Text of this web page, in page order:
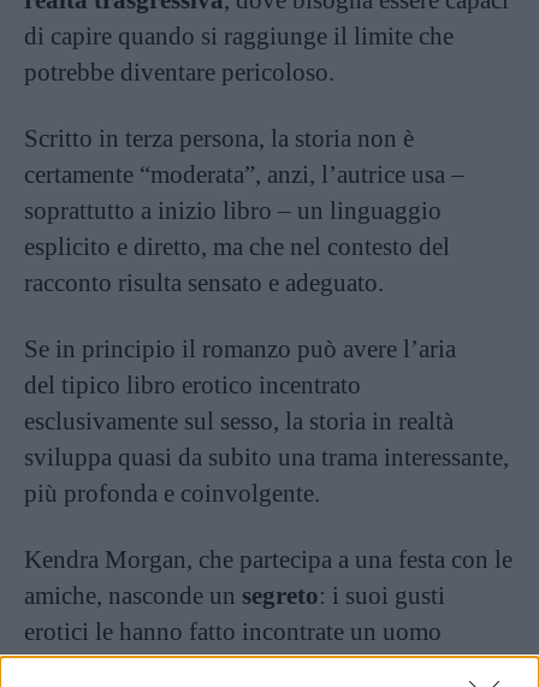
di capire quando si raggiunge il limite che
potrebbe diventare pericoloso.
Scritto in terza persona, la storia non è
certamente “moderata”, anzi, l’autrice usa –
soprattutto a inizio libro – un linguaggio
esplicito e diretto, ma che nel contesto del
racconto risulta sensato e adeguato.
Se in principio il romanzo può avere l’aria
del tipico libro erotico incentrato
esclusivamente sul sesso, la storia in realtà
sviluppa quasi da subito una trama interessante,
più profonda e coinvolgente.
Kendra Morgan, che partecipa a una festa con le
amiche, nasconde un segreto: i suoi gusti
erotici le hanno fatto incontrate un uomo
violento, da cui è ora obbligata a nascondersi e